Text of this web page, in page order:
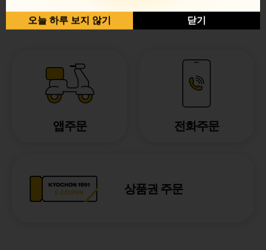
앱주문 전화주문
상품권 주문
오늘 하루 보지 않기 닫기